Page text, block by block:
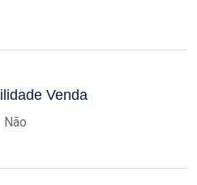
Venda
Não